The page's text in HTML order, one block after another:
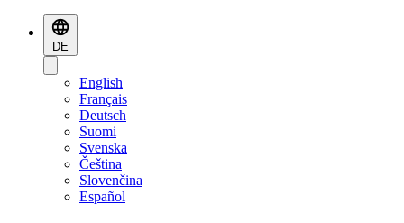
DE
English
Français
Deutsch
Suomi
Svenska
Čeština
Slovenčina
Español